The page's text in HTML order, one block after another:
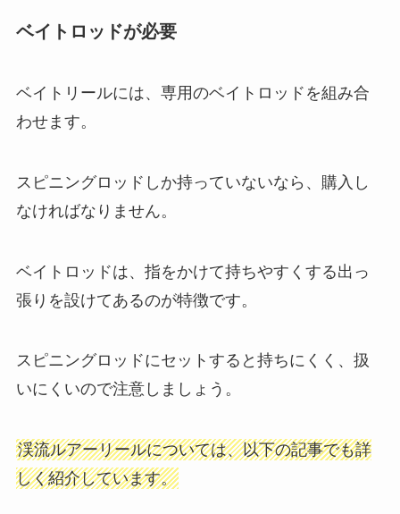
ベイトロッドが必要
ベイトリールには、専用のベイトロッドを組み合
わせます。
スピニングロッドしか持っていないなら、購入し
なければなりません。
ベイトロッドは、指をかけて持ちやすくする出っ
張りを設けてあるのが特徴です。
スピニングロッドにセットすると持ちにくく、扱
いにくいので注意しましょう。
渓流ルアーリールについては、以下の記事でも詳
しく紹介しています。